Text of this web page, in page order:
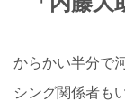
からかい半分で
シング関係者も